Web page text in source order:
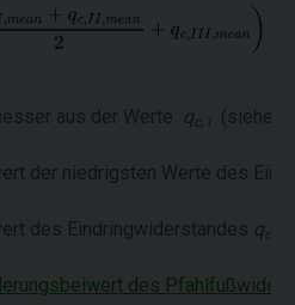
aus der Werte q c, I (siehe
der niedrigsten Werte des
des Eindringwiderstandes q
des